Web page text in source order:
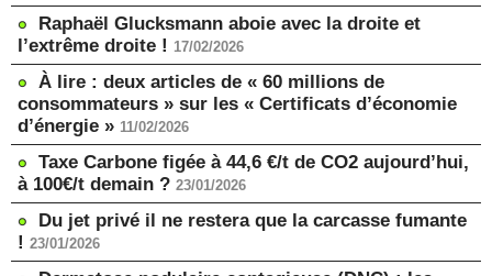
Raphaël Glucksmann aboie avec la droite et
l’extrême droite ! 17/02/2026
À lire : deux articles de « 60 millions de
consommateurs » sur les « Certificats d’économie
d’énergie » 11/02/2026
Taxe Carbone figée à 44,6 €/t de CO2 aujourd’hui,
à 100€/t demain ? 23/01/2026
Du jet privé il ne restera que la carcasse fumante
! 23/01/2026